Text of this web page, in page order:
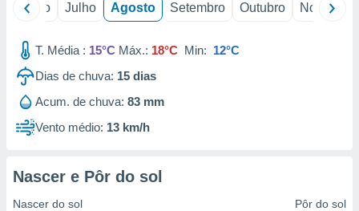
Junho Julho Agosto Setembro Outubro Novembro
T. Média : 15°C Máx.: 18°C Min: 12°C
Dias de chuva: 15 dias
Acum. de chuva: 83 mm
Vento médio: 13 km/h
Nascer e Pôr do sol
Nascer do sol Pôr do sol